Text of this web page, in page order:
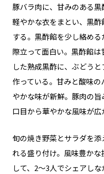
豚バラ肉に、甘みのある
軽やかな衣をまとい、黒
する。黒酢餡を少し絡め
際立って面白い。黒酢餡
した熟成黒酢に、ぶどう
作っている。甘みと酸味
やかな味が新鮮。豚肉の
口目から華やかな風味が広
旬の焼き野菜とサラダを
れる盛り付け。風味豊か
して、2～3人でシェアしな